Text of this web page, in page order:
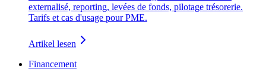
externalisé, reporting, levées de fonds, pilotage trésorerie.
Tarifs et cas d'usage pour PME.
Artikel lesen
Financement